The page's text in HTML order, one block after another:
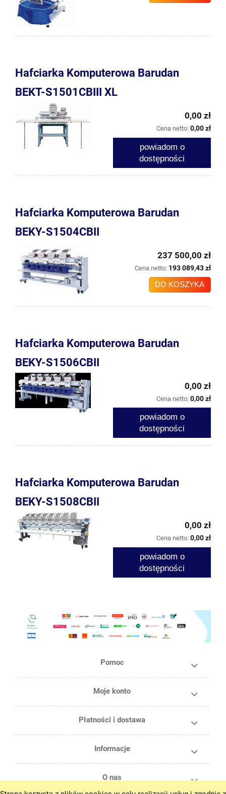
Hafciarka Komputerowa Barudan
BEKT-S1501CBIII XL
0,00 zł
Cena netto: 0,00 zł
powiadom o
dostępności
Hafciarka Komputerowa Barudan
BEKY-S1504CBII
237 500,00 zł
Cena netto: 193 089,43 zł
DO KOSZYKA
Hafciarka Komputerowa Barudan
BEKY-S1506CBII
0,00 zł
Cena netto: 0,00 zł
powiadom o
dostępności
Hafciarka Komputerowa Barudan
BEKY-S1508CBII
0,00 zł
Cena netto: 0,00 zł
powiadom o
dostępności
Pomoc
Moje konto
Płatności i dostawa
Informacje
O nas